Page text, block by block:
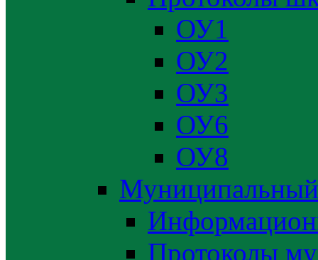
ОУ1
ОУ2
ОУ3
ОУ6
ОУ8
Муниципальный
Протоколы